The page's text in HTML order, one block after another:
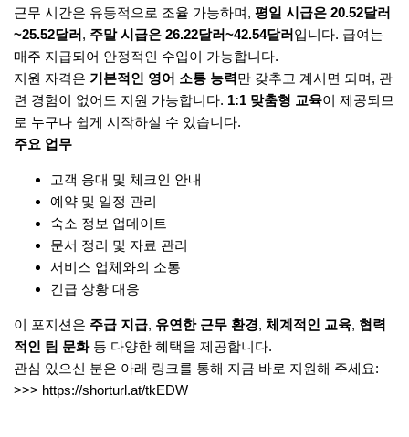
근무 시간은 유동적으로 조율 가능하며, 평일 시급은 20.52달러
~25.52달러, 주말 시급은 26.22달러~42.54달러입니다. 급여는
매주 지급되어 안정적인 수입이 가능합니다.
지원 자격은 기본적인 영어 소통 능력만 갖추고 계시면 되며, 관
련 경험이 없어도 지원 가능합니다. 1:1 맞춤형 교육이 제공되므
로 누구나 쉽게 시작하실 수 있습니다.
주요 업무
고객 응대 및 체크인 안내
예약 및 일정 관리
숙소 정보 업데이트
문서 정리 및 자료 관리
서비스 업체와의 소통
긴급 상황 대응
이 포지션은 주급 지급, 유연한 근무 환경, 체계적인 교육, 협력
적인 팀 문화등 다양한 혜택을 제공합니다.
관심 있으신 분은 아래 링크를 통해 지금 바로 지원해 주세요:
>>> https://shorturl.at/tkEDW